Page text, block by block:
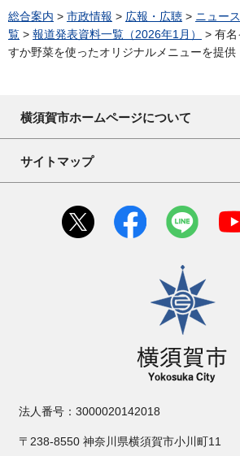
総合案内 > 市政情報 > 広報・広聴 > ニュー
覧 > 報道発表資料一覧（2026年1月）
> 有名
すか野菜を使ったオリジナルメニューを提供
横須賀市ホームページについて
サイトマップ
横須賀市
法人番号：3000020142018
〒238-8550 神奈川県横須賀市小川町11